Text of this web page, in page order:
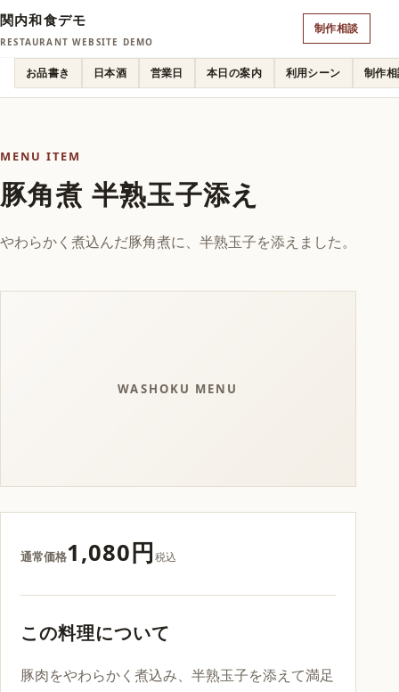
関内和食デモ
RESTAURANT WEBSITE DEMO
制作相談
お品書き 日本酒 営業日 本日の案内 利用シーン 制作
MENU ITEM
豚角煮 半熟玉子添え
やわらかく煮込んだ豚角煮に、半熟玉子を添えました。
WASHOKU MENU
通常価格1,080円税込
この料理について
豚肉をやわらかく煮込み、半熟玉子を添えて満足